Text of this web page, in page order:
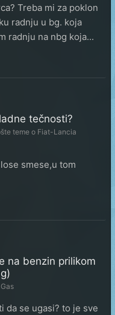
Treba mi za poklon
radnju u bg. koja
radnju na nbg koja...
tečnosti?
teme o Fiat-Lancia
smese,u tom
na benzin prilikom
da se ugasi? to je sve